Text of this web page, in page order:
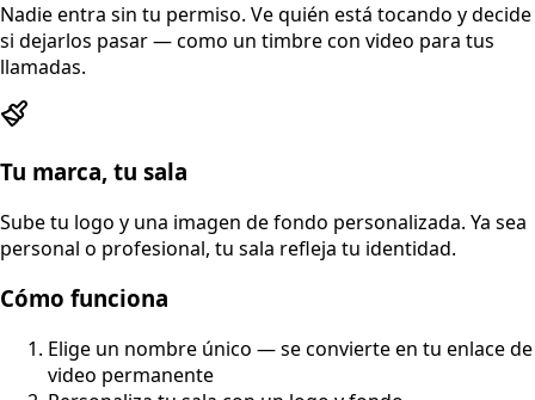
Nadie entra sin tu permiso. Ve quién está tocando y decide
si dejarlos pasar — como un timbre con video para tus
llamadas.
Tu marca, tu sala
Sube tu logo y una imagen de fondo personalizada. Ya sea
personal o profesional, tu sala refleja tu identidad.
Cómo funciona
Elige un nombre único — se convierte en tu enlace de
video permanente